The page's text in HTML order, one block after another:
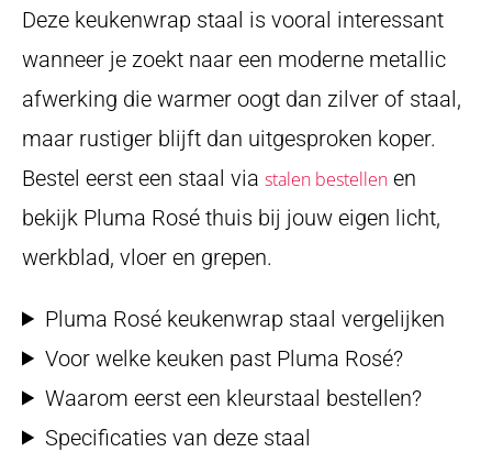
Deze keukenwrap staal is vooral interessant
wanneer je zoekt naar een moderne metallic
afwerking die warmer oogt dan zilver of staal,
maar rustiger blijft dan uitgesproken koper.
Bestel eerst een staal via stalen bestellen en
bekijk Pluma Rosé thuis bij jouw eigen licht,
werkblad, vloer en grepen.
Pluma Rosé keukenwrap staal vergelijken
Voor welke keuken past Pluma Rosé?
Waarom eerst een kleurstaal bestellen?
Specificaties van deze staal